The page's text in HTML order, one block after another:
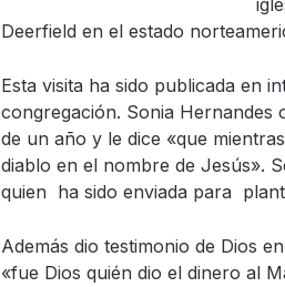
Deerfield en el estado
Esta visita ha sido publicada en
congregación. Sonia Hernandes
de un año y le dice «que
diablo en el nombre de Jesús».
quien ha sido enviada para
Además dio testimonio de Dios
«fue Dios quién dio el dinero al